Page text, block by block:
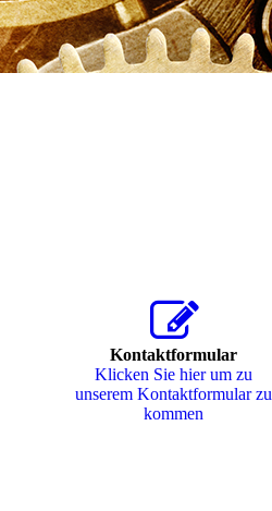
Kontaktformular
Klicken Sie hier um zu
unserem Kon­takt­for­mu­lar zu
kommen